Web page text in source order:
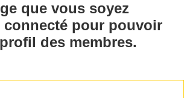
que vous soyez
connecté pour pouvoir
des membres.